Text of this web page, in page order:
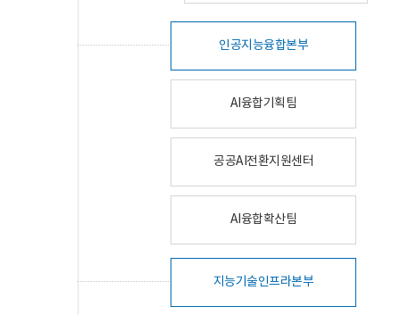
인공지능융합본부
AI융합기획팀
공공AI전환지원센터
AI융합확산팀
지능기술인프라본부